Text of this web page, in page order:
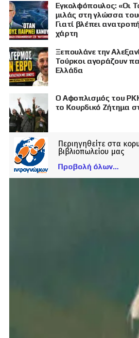
Εγκολφόπουλος: «Οι
μιλάς στη γλώσσα
Γιατί βλέπει
χάρτη
Ξεπουλάνε την
Τούρκοι αγοράζουν
Ελλάδα
Ο Αφοπλισμός του
το Κουρδικό Ζήτημα
Περιηγηθείτε στα
βιβλιοπωλείου μας
Προβολή όλων